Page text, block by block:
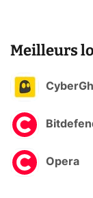
Meilleurs
Opera